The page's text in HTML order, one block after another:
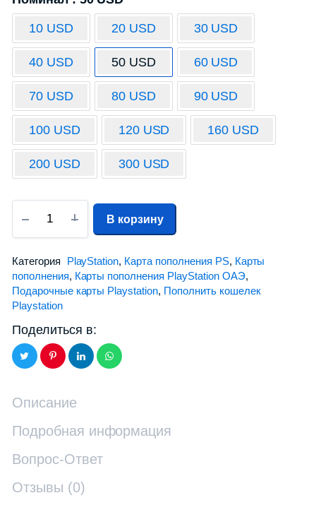
10 USD 20 USD 30 USD
40 USD 50 USD 60 USD
70 USD 80 USD 90 USD
100 USD 120 USD 160 USD
200 USD 300 USD
В корзину
Категория PlayStation, Карта пополнения PS, Карты
пополнения, Карты пополнения PlayStation ОАЭ,
Подарочные карты Playstation, Пополнить кошелек
Playstation
Поделиться в:
Описание
Подробная информация
Вопрос-Ответ
Отзывы (0)